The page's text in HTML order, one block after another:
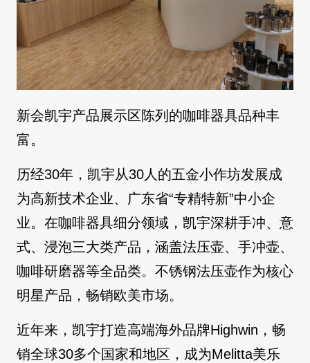
新会凯宇产品展示区陈列的咖啡器具品种丰
富。
历经30年，凯宇从30人的五金小作坊发展成
为高新技术企业、广东省“专精特新”中小企
业。在咖啡器具细分领域，凯宇深耕手冲、意
式、浸泡三大类产品，涵盖法压壶、手冲壶、
咖啡研磨器等全品类。不锈钢法压壶作为核心
明星产品，畅销欧美市场。
近年来，凯宇打造高端海外品牌Highwin，畅
销全球30多个国家和地区，成为Melitta美乐